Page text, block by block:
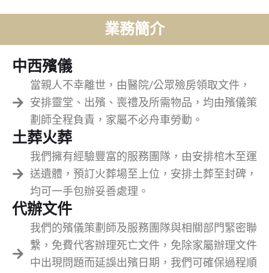
業務簡介
中西殯儀
當親人不幸離世，由醫院/公眾殮房領取文件，
安排靈堂、出殯、喪禮及所需物品，均由殯儀策
劃師全程負責，家屬不必舟車勞動。
土葬火葬
我們擁有經驗豐富的服務團隊，由安排棺木至運
送遺體，預訂火葬場至上位，安排土葬至封碑，
均可一手包辦妥善處理。
代辦文件
我們的殯儀策劃師及服務團隊與相關部門緊密聯
繫，免費代客辦理死亡文件，免除家屬辦理文件
中出現問題而延誤出殯日期，我們可確保過程順